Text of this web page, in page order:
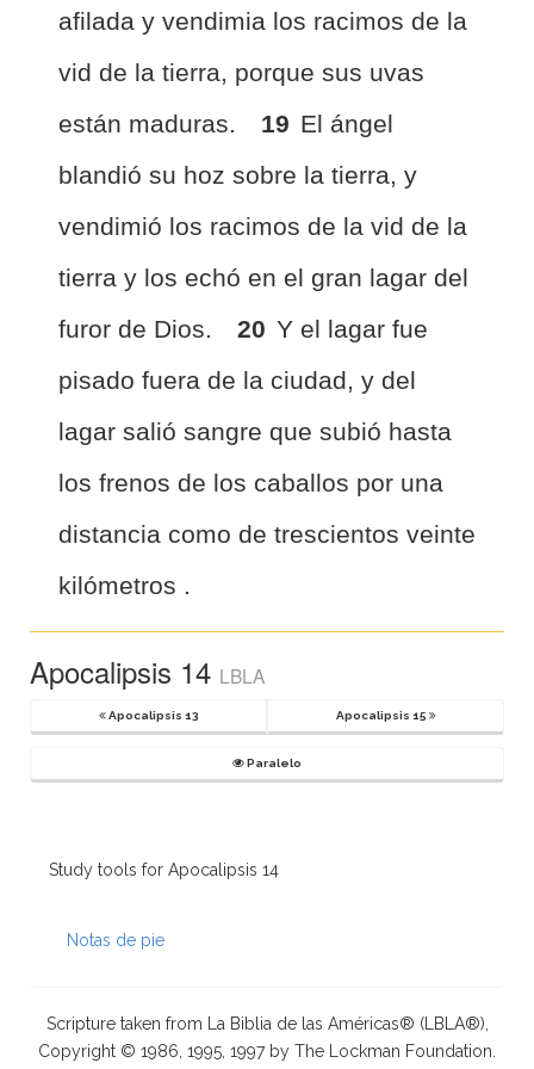
afilada y vendimia los racimos de la
vid de la tierra, porque sus uvas
están maduras.
19 El ángel
blandió su hoz sobre la tierra, y
vendimió los racimos de la vid de la
tierra y los echó en el gran lagar del
furor de Dios.
20 Y el lagar fue
pisado fuera de la ciudad, y del
lagar salió sangre que subió hasta
los frenos de los caballos por una
distancia como de trescientos veinte
kilómetros .
Apocalipsis 14 LBLA
Apocalipsis 13 Apocalipsis 15
Paralelo
Study tools for Apocalipsis 14
Notas de pie
Scripture taken from La Biblia de las Américas® (LBLA®),
Copyright © 1986, 1995, 1997 by The Lockman Foundation.